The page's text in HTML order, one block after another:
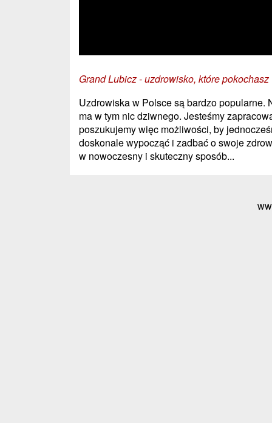
Grand Lubicz - uzdrowisko, które pokochasz
Uzdrowiska w Polsce są bardzo popularne.
ma w tym nic dziwnego. Jesteśmy
poszukujemy więc możliwości, by
doskonale wypocząć i zadbać o swoje
w nowoczesny i skuteczny sposób...